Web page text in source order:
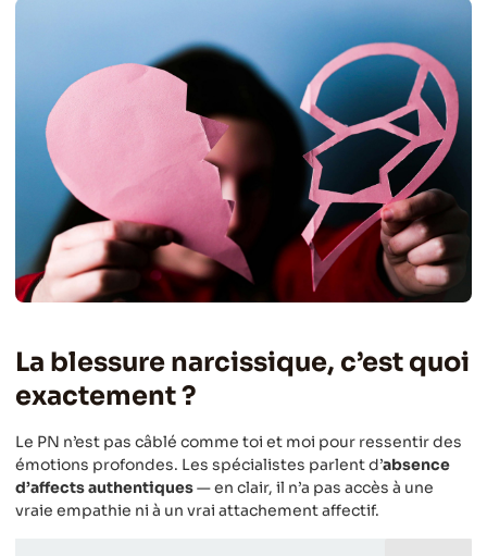
La blessure narcissique, c’est quoi
exactement ?
Le PN n’est pas câblé comme toi et moi pour ressentir des
émotions profondes. Les spécialistes parlent d’absence
d’affects authentiques— en clair, il n’a pas accès à une
vraie empathie ni à un vrai attachement affectif.